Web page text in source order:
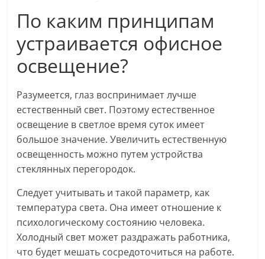
По каким принципам
устраивается офисное
освещение?
Разумеется, глаз воспринимает лучше
естественный свет. Поэтому естественное
освещение в светлое время суток имеет
большое значение. Увеличить естественную
освещенность можно путем устройства
стеклянных перегородок.
Следует учитывать и такой параметр, как
температура света. Она имеет отношение к
психологическому состоянию человека.
Холодный свет может раздражать работника,
что будет мешать сосредоточиться на работе.